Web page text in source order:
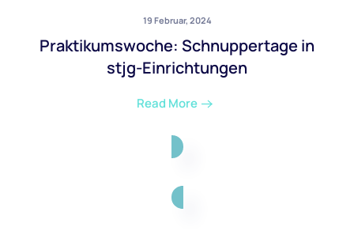
19 Februar, 2024
Praktikumswoche: Schnuppertage in
stjg-Einrichtungen
Read More